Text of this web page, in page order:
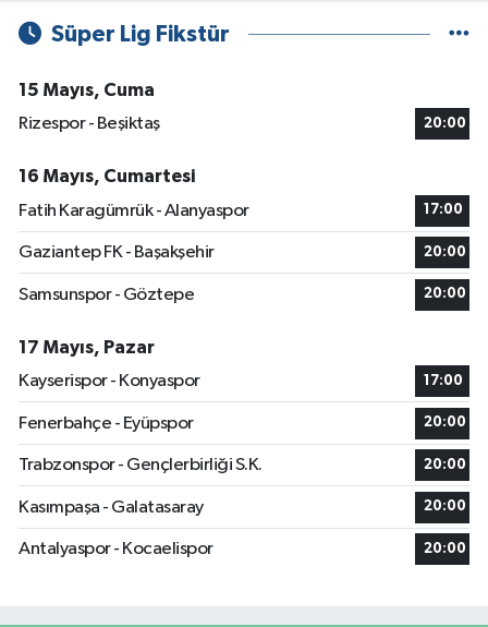
Süper Lig Fikstür
15 Mayıs, Cuma
Rizespor - Beşiktaş
20:00
16 Mayıs, Cumartesi
Fatih Karagümrük - Alanyaspor
17:00
Gaziantep FK - Başakşehir 20:00
Samsunspor - Göztepe 20:00
17 Mayıs, Pazar
Kayserispor - Konyaspor
17:00
Fenerbahçe - Eyüpspor 20:00
Trabzonspor - Gençlerbirliği S.K. 20:00
Kasımpaşa - Galatasaray 20:00
Antalyaspor - Kocaelispor 20:00